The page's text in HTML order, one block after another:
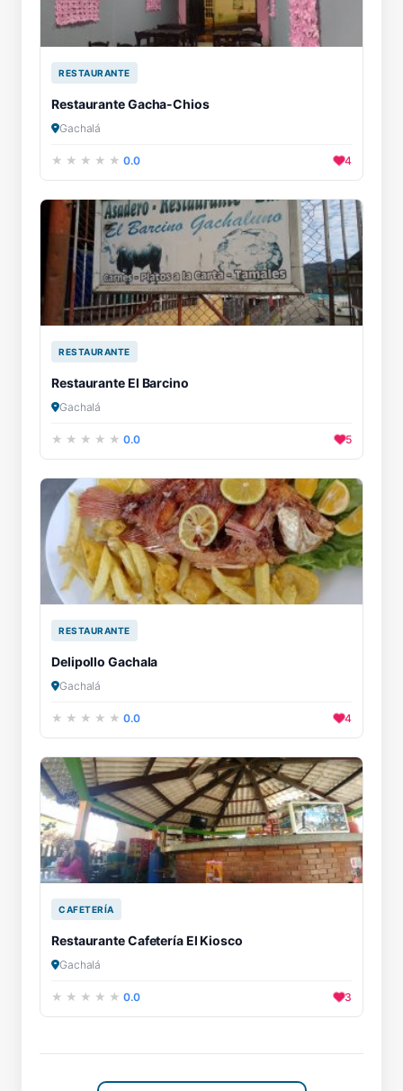
RESTAURANTE
Restaurante Gacha-Chios
Gachalá
0.0 4
RESTAURANTE
Restaurante El Barcino
Gachalá
0.0 5
RESTAURANTE
Delipollo Gachala
Gachalá
0.0 4
CAFETERÍA
Restaurante Cafetería El Kiosco
Gachalá
0.0 3